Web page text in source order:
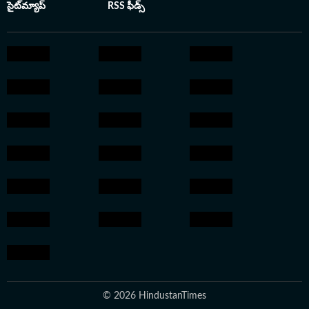
సైట్‌మ్యాప్ RSS ఫీడ్స్
© 2026 HindustanTimes